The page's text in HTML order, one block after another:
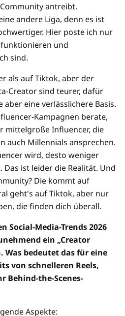
antreibt.
andere Liga, denn es ist
Hier poste ich nur
und
sind.
als auf Tiktok, aber der
Creator sind teurer, dafür
eine verlässlichere Basis.
Kampagnen berate,
mittelgroße Influencer, die
auch Millennials ansprechen.
wird, desto weniger
ist leider die Realität. Und
Die kommt auf
geht's auf Tiktok, aber nur
die finden dich überall.
Social-Media-Trends 2026
ein „Creator
Was bedeutet das für eine
von schnelleren Reels,
Behind-the-Scenes-
Aspekte: